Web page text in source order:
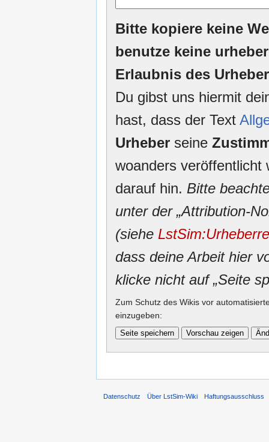
Bitte kopiere keine
benutze keine
Erlaubnis des
Du gibst uns hiermit
hast, dass der Text
Urheber seine
woanders veröffentlicht
darauf hin. Bitte
unter der „Attribution-
(siehe
dass deine Arbeit hier
klicke nicht auf „Seite
Zum Schutz des Wikis vor
einzugeben:
Datenschutz Über LstSim-Wiki Haftungsausschluss